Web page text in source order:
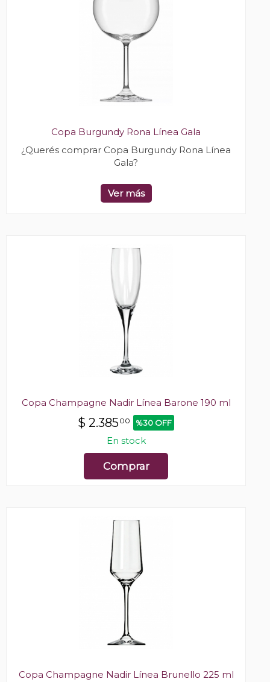
Copa Burgundy Rona Línea Gala
¿Querés comprar Copa Burgundy Rona Línea
Gala?
Ver más
Copa Champagne Nadir Línea Barone 190 ml
$ 2.38500 %30 OFF
En stock
Comprar
Copa Champagne Nadir Línea Brunello 225 ml